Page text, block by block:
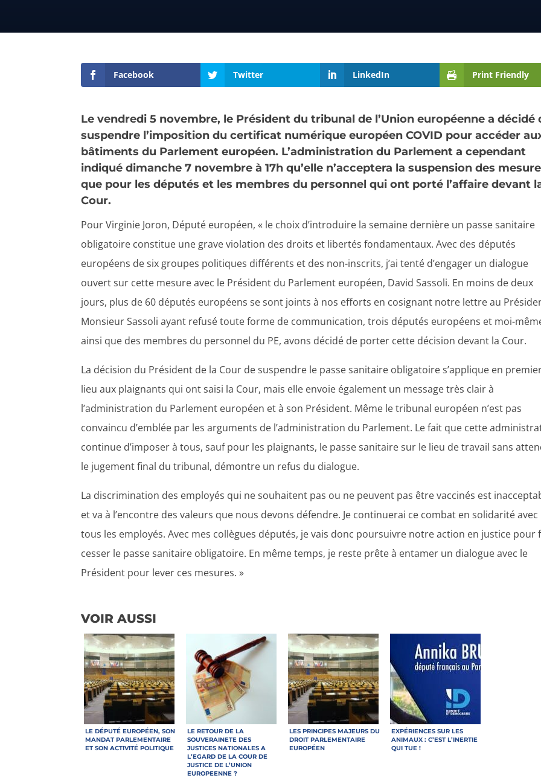
Facebook Twitter LinkedIn Print Friendly
Le vendredi 5 novembre, le Président du tribunal de l’Union européenne a décidé
suspendre l’imposition du certificat numérique européen COVID pour accéder
bâtiments du Parlement européen. L’administration du Parlement a cependant
indiqué dimanche 7 novembre à 17h qu’elle n’acceptera la suspension des
que pour les députés et les membres du personnel qui ont porté l’affaire devant
Cour.
Pour Virginie Joron, Député européen, « le choix d’introduire la semaine dernière un passe sanitaire
obligatoire constitue une grave violation des droits et libertés fondamentaux. Avec des députés
européens de six groupes politiques différents et des non-inscrits, j’ai tenté d’engager un dialogue
ouvert sur cette mesure avec le Président du Parlement européen, David Sassoli. En moins de deux
jours, plus de 60 députés européens se sont joints à nos efforts en cosignant notre lettre au
Monsieur Sassoli ayant refusé toute forme de communication, trois députés européens et moi-
ainsi que des membres du personnel du PE, avons décidé de porter cette décision devant la Cour.
La décision du Président de la Cour de suspendre le passe sanitaire obligatoire s’applique en
lieu aux plaignants qui ont saisi la Cour, mais elle envoie également un message très clair à
l’administration du Parlement européen et à son Président. Même le tribunal européen n’est pas
convaincu d’emblée par les arguments de l’administration du Parlement. Le fait que cette
continue d’imposer à tous, sauf pour les plaignants, le passe sanitaire sur le lieu de travail sans
le jugement final du tribunal, démontre un refus du dialogue.
La discrimination des employés qui ne souhaitent pas ou ne peuvent pas être vaccinés est
et va à l’encontre des valeurs que nous devons défendre. Je continuerai ce combat en solidarité avec
tous les employés. Avec mes collègues députés, je vais donc poursuivre notre action en justice pour
cesser le passe sanitaire obligatoire. En même temps, je reste prête à entamer un dialogue avec le
Président pour lever ces mesures. »
VOIR AUSSI
LE DÉPUTÉ EUROPÉEN, SON
MANDAT PARLEMENTAIRE
ET SON ACTIVITÉ POLITIQUE
LE RETOUR DE LA
SOUVERAINETE DES
JUSTICES NATIONALES A
L’EGARD DE LA COUR DE
JUSTICE DE L’UNION
EUROPEENNE ?
LES PRINCIPES MAJEURS DU
DROIT PARLEMENTAIRE
EUROPÉEN
EXPÉRIENCES SUR LES
ANIMAUX : C’EST L’INERTIE
QUI TUE !